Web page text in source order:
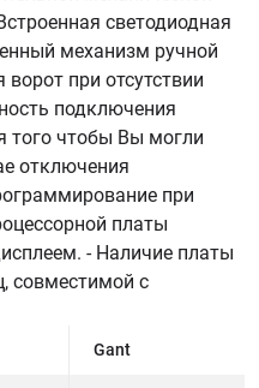
светодиодная
механизм ручной
при отсутствии
подключения
того чтобы Вы могли
отключения
при
платы
- Наличие платы
совместимой с
Gant